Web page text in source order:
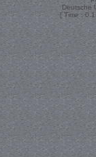
Deutsche
[ Time :